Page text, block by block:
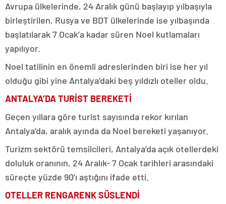
Avrupa ülkelerinde, 24 Aralık günü başlayıp yılbaşıyla
birleştirilen, Rusya ve BDT ülkelerinde ise yılbaşında
başlatılarak 7 Ocak’a kadar süren Noel kutlamaları
yapılıyor.
Noel tatilinin en önemli adreslerinden biri ise her yıl
olduğu gibi yine Antalya’daki beş yıldızlı oteller oldu.
ANTALYA’DA TURİST BEREKETİ
Geçen yıllara göre turist sayısında rekor kırılan
Antalya’da, aralık ayında da Noel bereketi yaşanıyor.
Turizm sektörü temsilcileri, Antalya’da açık otellerdeki
doluluk oranının, 24 Aralık- 7 Ocak tarihleri arasındaki
süreçte yüzde 90’ı aştığını ifade etti.
OTELLER RENGARENK SÜSLENDİ